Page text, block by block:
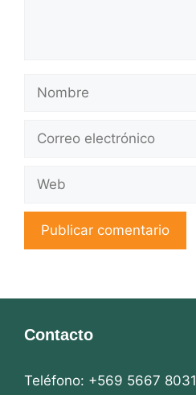
electrónico
Contacto
Teléfono: +569 5667 8031